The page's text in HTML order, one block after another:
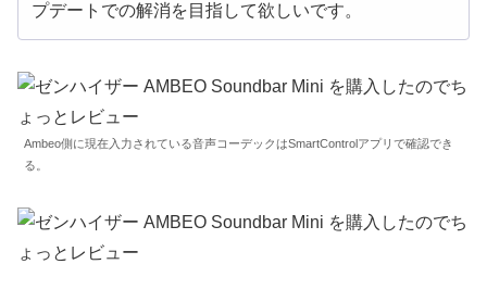
プデートでの解消を目指して欲しいです。
Ambeo側に現在入力されている音声コーデックはSmartControlアプリで確認でき
る。